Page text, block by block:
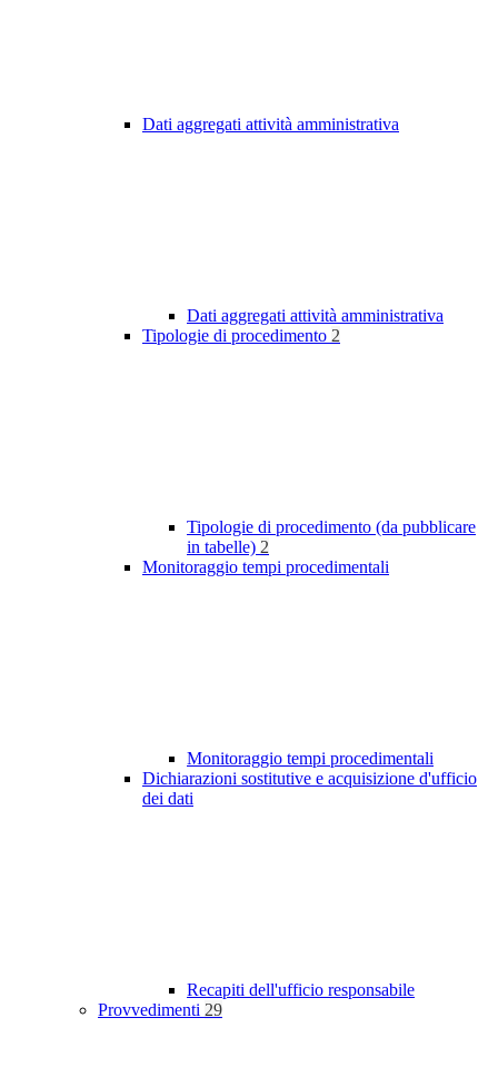
Dati aggregati attività amministrativa
Dati aggregati attività amministrativa
Tipologie di procedimento 2
Tipologie di procedimento (da pubblicare
in tabelle) 2
Monitoraggio tempi procedimentali
Monitoraggio tempi procedimentali
Dichiarazioni sostitutive e acquisizione d'ufficio
dei dati
Recapiti dell'ufficio responsabile
Provvedimenti 29